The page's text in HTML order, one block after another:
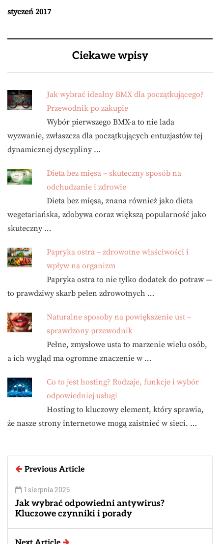
styczeń 2017
Ciekawe wpisy
Jak wybrać idealny BMX dla początkującego?
Przewodnik po zakupie
Wybór pierwszego BMX-a to nie lada
wyzwanie, zwłaszcza dla początkujących entuzjastów tej
dynamicznej dyscypliny …
Dieta bez mięsa – skuteczny sposób na
odchudzanie i zdrowie
Dieta bez mięsa, znana również jako dieta
wegetariańska, zdobywa coraz większą popularność jako
skuteczny …
Papryka ostra – zdrowotne właściwości i
wpływ na organizm
Papryka ostra to nie tylko dodatek do potraw —
to prawdziwy skarb pełen zdrowotnych …
Naturalne sposoby na powiększenie ust –
sprawdzony przewodnik
Pełne, zmysłowe usta to marzenie wielu osób,
a ich wygląd ma ogromne znaczenie w …
Co to jest hosting? Rodzaje, funkcje i wybór
odpowiedniej usługi
Hosting to kluczowy element, który sprawia,
że nasze strony internetowe mogą zaistnieć w sieci. …
Previous Article
1 sierpnia 2025
Jak wybrać odpowiedni antywirus?
Kluczowe czynniki i porady